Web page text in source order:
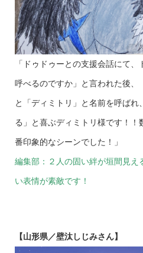
「ドゥドゥーとの支援会話にて
呼べるのですか」と言われた後、
と「ディミトリ」と名前を呼ば
る」と喜ぶディミトリ様です！
番印象的なシーンでした！」
編集部：２人の固い絆が垣間見え
い表情が素敵です！
【山形県／壁汰しじみさん】